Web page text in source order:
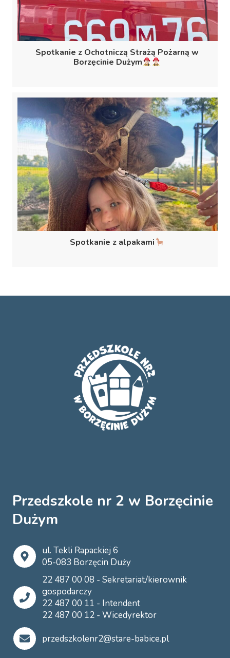
Spotkanie z Ochotniczą Strażą Pożarną w
Borzęcinie Dużym
Spotkanie z alpakami
Przedszkole nr 2 w Borzęcinie
Dużym
ul. Tekli Rapackiej 6
05-083 Borzęcin Duży
22 487 00 08 - Sekretariat/kierownik
gospodarczy
22 487 00 11 - Intendent
22 487 00 12 - Wicedyrektor
przedszkolenr2@stare-babice.pl